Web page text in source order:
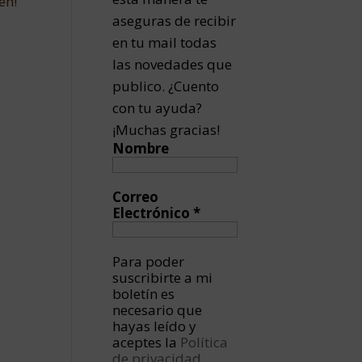
aseguras de recibir
en tu mail todas
las novedades que
publico. ¿Cuento
con tu ayuda?
¡Muchas gracias!
Nombre
Correo
Electrónico*
Para poder
suscribirte a mi
boletín es
necesario que
hayas leído y
aceptes la Política